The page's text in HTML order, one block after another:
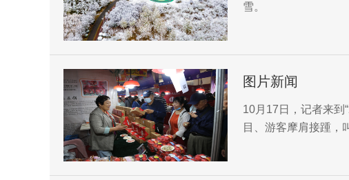
雪。
图片新闻
10月17日，记者来到
目、游客摩肩接踵，